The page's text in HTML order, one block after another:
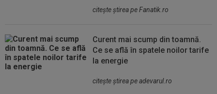
citeşte ştirea pe Fanatik.ro
Curent mai scump din toamnă.
Ce se află în spatele noilor tarife
la energie
citeşte ştirea pe adevarul.ro